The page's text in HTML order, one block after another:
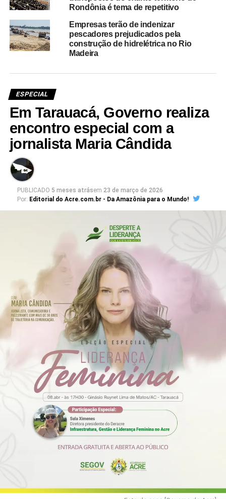
Rondônia é tema de repetitivo
Empresas terão de indenizar
pescadores prejudicados pela
construção de hidrelétrica no Rio
Madeira
ESPECIAL
Em Tarauacá, Governo realiza
encontro especial com a
jornalista Maria Cândida
PUBLICADO 5 meses atrásem 23 de março de 2026
Por: Editorial do Acre.com.br - Da Amazônia para o Mundo!